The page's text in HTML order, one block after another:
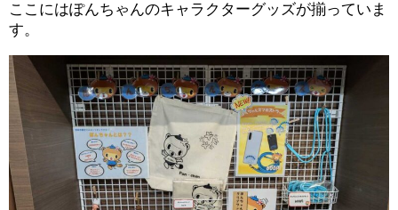
ここにはぽんちゃんのキャラクターグッズが揃っていま
す。